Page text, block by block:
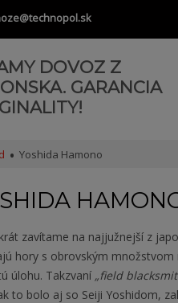
DOVOZ Z
GARANCIA
Yoshida Hamono
zavítame na najjužnejší z
hory s obrovským
úlohu. Takzvaní „field
to bolo aj so Seiji Yoshidom,